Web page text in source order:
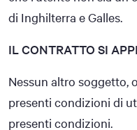
di Inghilterra e Galles.
IL CONTRATTO SI
Nessun altro soggetto,
presenti condizioni di
presenti condizioni.